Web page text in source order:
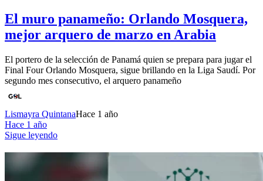
El muro panameño: Orlando Mosquera,
mejor arquero de marzo en Arabia
El portero de la selección de Panamá quien se prepara para jugar el
Final Four Orlando Mosquera, sigue brillando en la Liga Saudí. Por
segundo mes consecutivo, el arquero panameño
Lismayra QuintanaHace 1 año
Hace 1 año
Sigue leyendo